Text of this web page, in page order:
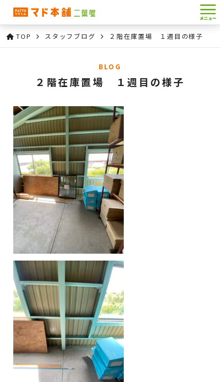
TOP スタッフブログ ２階在庫置場 １週目の様子
BLOG
２階在庫置場 １週目の様子